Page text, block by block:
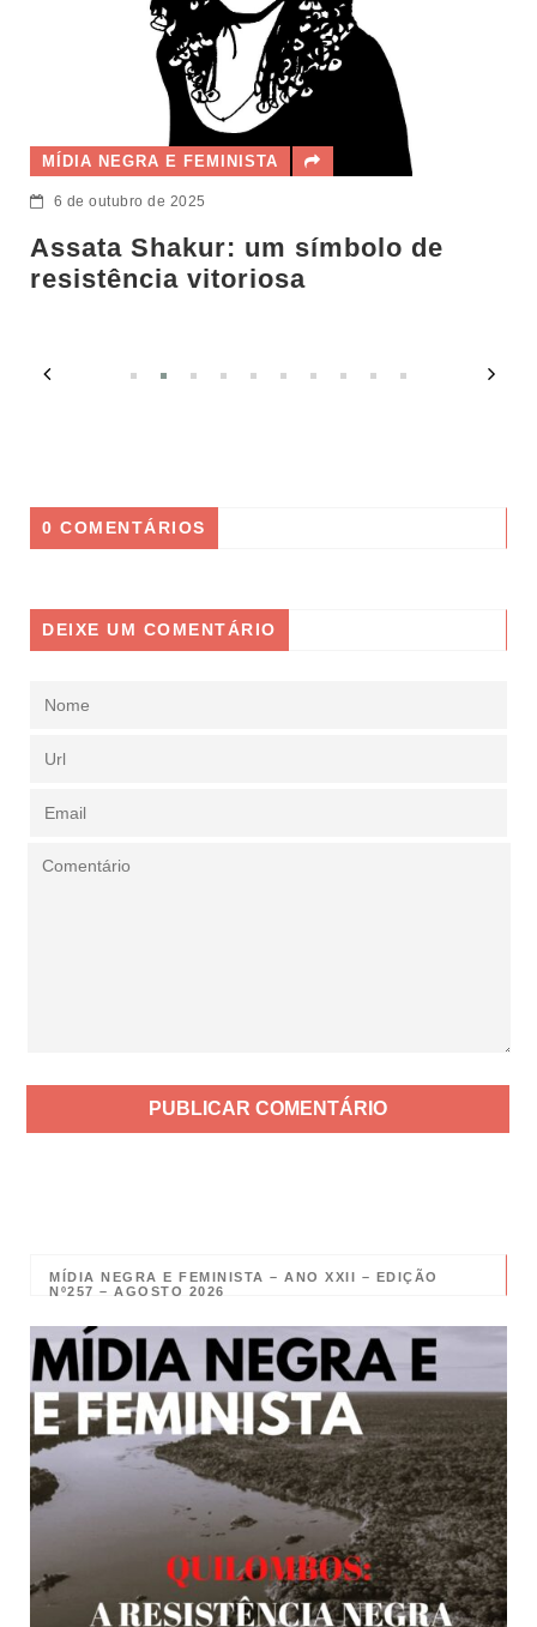
um símbolo de
MÍDIA NEGRA E
11 de agosto de 2025
Carla
0 COMENTÁRIOS
DEIXE UM COMENTÁRIO
MÍDIA NEGRA E FEMINISTA – ANO XXII – EDIÇÃO
Nº257 – AGOSTO 2026